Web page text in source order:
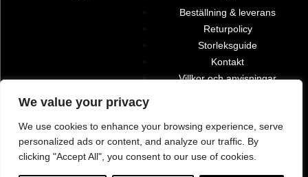
We value your privacy
We use cookies to enhance your browsing experience, serve
personalized ads or content, and analyze our traffic. By
clicking "Accept All", you consent to our use of cookies.
Beställning & leverans
Returpolicy
Storleksguide
Kontakt
Villkor och anvisningar
Hitta butiker och
återförsäljare
Beställningar